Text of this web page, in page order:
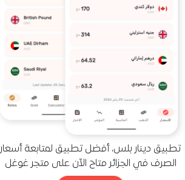
تطبيق دينار بلس، أفضل تطبيق لمتابعة أسعار
الصرف في الجزائر متاح الآن على متجر غوغل